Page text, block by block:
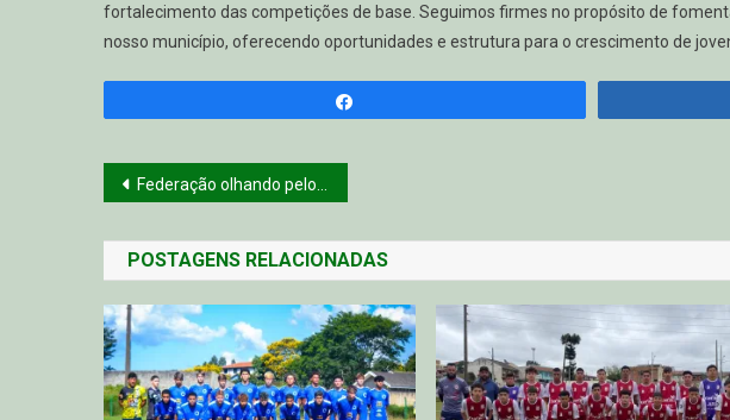
fortalecimento das competições de base. Seguimos firmes no propósito de
nosso município, oferecendo oportunidades e estrutura para o crescimento de
Navegação
de
Post
Federação olhando pelo futebol amador
POSTAGENS RELACIONADAS